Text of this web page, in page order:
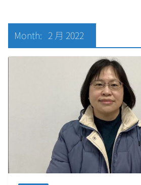
Month: 2 月 2022